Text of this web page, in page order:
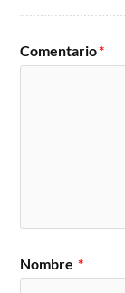
Comentario*
Nombre *